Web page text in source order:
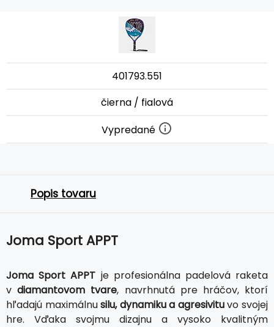
401793.551
čierna / fialová
Vypredané
Popis tovaru
Joma Sport APPT
Joma Sport APPT je profesionálna padelová raketa
vdiamantovom tvare, navrhnutá pre hráčov, ktorí
hľadajú maximálnusilu, dynamiku a agresivituvo svojej
hre. Vďaka svojmu dizajnu a vysoko kvalitným